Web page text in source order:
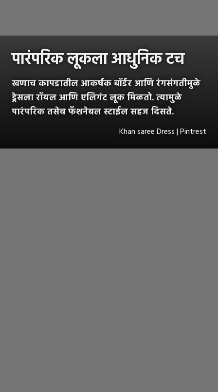
पारंपरिक लूकला आधुनिक टच
खणाच कापडातील आकर्षक बॉर्डर आणि रंगसंगतीमुळे
ड्रेसला रॉयल आणि एलिगंट लूक मिळतो. त्यामुळे
पारंपरिक तसेच फॅशनेबल स्टाईल सहज दिसते.
Khan saree Dress | Pintrest